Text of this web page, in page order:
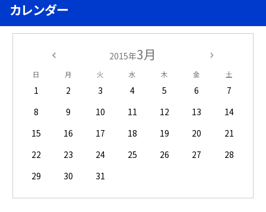
カレンダー
2015年3月
日 月 火 水 木 金 土
1 2 3 4 5 6
7
8
9 10 11 12 13
14
15
16 17 18 19 20
21
22
23 24 25 26 27
28
29
30 31